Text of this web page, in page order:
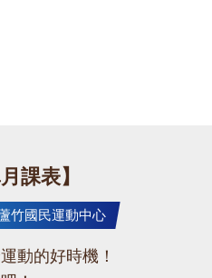
課表】
竹國民運動中心
動的好時機！